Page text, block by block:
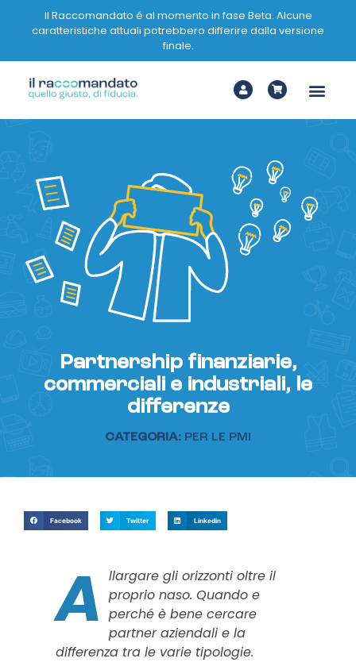
Il Raccomandato é al momento in fase Beta. Alcune
caratteristiche attuali potrebbero differire dalla versione
finale.
Partnership finanziarie,
commerciali e industriali, le
differenze
CATEGORIA: PER LE PMI
Facebook Twitter Linkedin
A llargare gli orizzonti oltre il
proprio naso. Quando e
perché è bene cercare
partner aziendali e la
differenza tra le varie tipologie.